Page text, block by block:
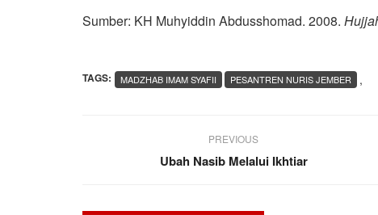
Sumber: KH Muhyiddin Abdusshomad. 2008.
TAGS: ,
MADZHAB IMAM SYAFII PESANTREN NURIS JEMBER
PREVIOUS
Ubah Nasib Melalui Ikhtiar